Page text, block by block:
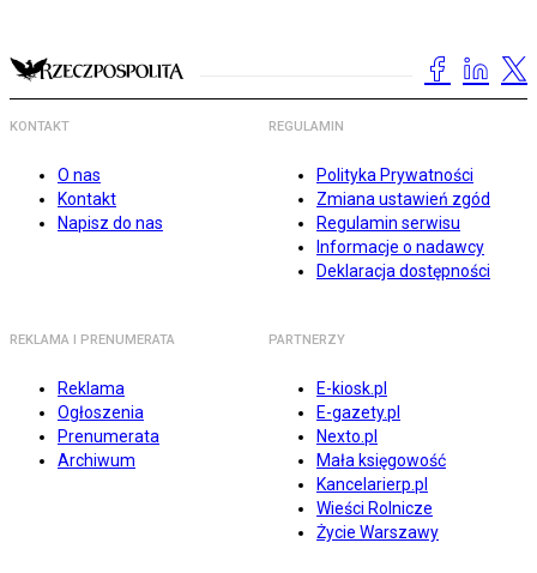
KONTAKT
O nas
Kontakt
Napisz do nas
REGULAMIN
Polityka Prywatności
Zmiana ustawień zgód
Regulamin serwisu
Informacje o nadawcy
Deklaracja dostępności
REKLAMA I PRENUMERATA
Reklama
Ogłoszenia
Prenumerata
Archiwum
PARTNERZY
E-kiosk.pl
E-gazety.pl
Nexto.pl
Mała księgowość
Kancelarierp.pl
Wieści Rolnicze
Życie Warszawy